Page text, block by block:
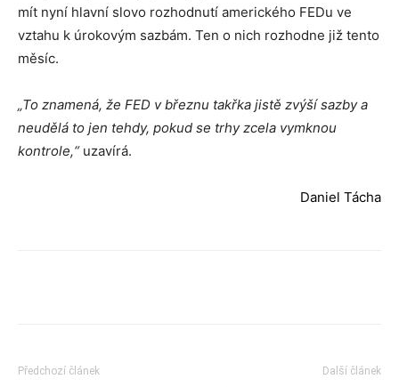
mít nyní hlavní slovo rozhodnutí amerického FEDu ve
vztahu k úrokovým sazbám. Ten o nich rozhodne již tento
měsíc.
„To znamená, že FED v březnu takřka jistě zvýší sazby a
neudělá to jen tehdy, pokud se trhy zcela vymknou
kontrole,“uzavírá.
Daniel Tácha
Předchozí článek Další článek